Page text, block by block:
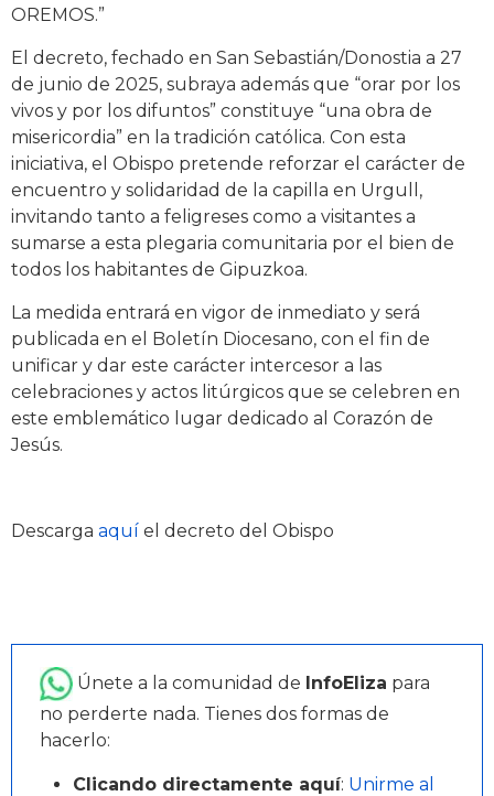
OREMOS.”
El decreto, fechado en San Sebastián/Donostia a 27
de junio de 2025, subraya además que “orar por los
vivos y por los difuntos” constituye “una obra de
misericordia” en la tradición católica. Con esta
iniciativa, el Obispo pretende reforzar el carácter de
encuentro y solidaridad de la capilla en Urgull,
invitando tanto a feligreses como a visitantes a
sumarse a esta plegaria comunitaria por el bien de
todos los habitantes de Gipuzkoa.
La medida entrará en vigor de inmediato y será
publicada en el Boletín Diocesano, con el fin de
unificar y dar este carácter intercesor a las
celebraciones y actos litúrgicos que se celebren en
este emblemático lugar dedicado al Corazón de
Jesús.
Descarga aquí el decreto del Obispo
Únete a la comunidad de InfoEliza para
no perderte nada. Tienes dos formas de
hacerlo:
Clicando directamente aquí: Unirme al